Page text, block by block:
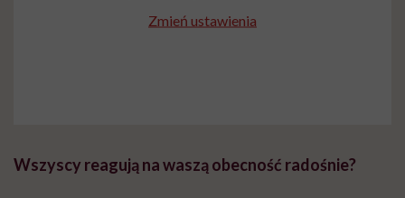
Zmień ustawienia
Wszyscy reagują na waszą obecność radośnie?